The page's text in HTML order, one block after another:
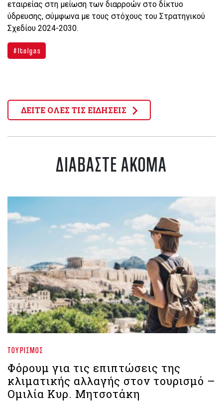
εταιρείας στη μείωση των διαρροών στο δίκτυο
ύδρευσης, σύμφωνα με τους στόχους του Στρατηγικού
Σχεδίου 2024-2030.
Italgas
ΔΕΙΤΕ ΟΛΕΣ ΤΙΣ ΕΙΔΗΣΕΙΣ
ΔΙΑΒΑΣΤΕ ΑΚΟΜΑ
ΤΟΥΡΙΣΜΌΣ
Φόρουμ για τις επιπτώσεις της
κλιματικής αλλαγής στον τουρισμό –
Ομιλία Κυρ. Μητσοτάκη